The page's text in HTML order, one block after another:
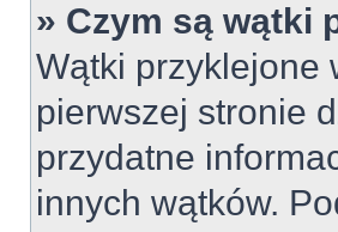
» Czym są wątki
Wątki przyklejone
pierwszej stronie
przydatne
innych wątków.